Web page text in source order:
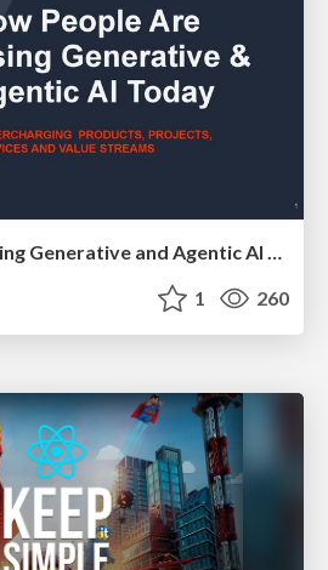
How People are Using Generative and Agentic AI to Supercharge Their Products, Projects, Services and Value Streams Today
1 260